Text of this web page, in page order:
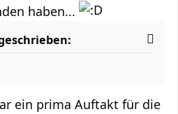
haben...
ein prima Auftakt für die